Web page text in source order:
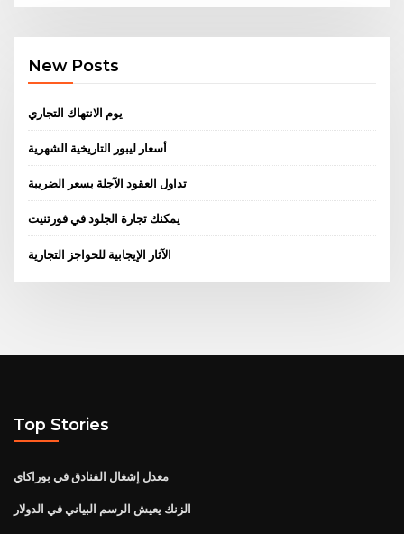
New Posts
يوم الانتهاك التجاري
أسعار ليبور التاريخية الشهرية
تداول العقود الآجلة بسعر الضريبة
يمكنك تجارة الجلود في فورتنيت
الآثار الإيجابية للحواجز التجارية
Top Stories
معدل إشغال الفنادق في بوراكاي
الزنك يعيش الرسم البياني في الدولار